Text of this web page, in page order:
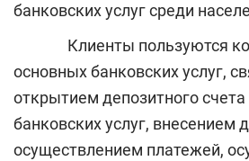
банковских услуг среди
Клиенты пользуются
основных банковских услуг,
открытием депозитного счета
банковских услуг, внесением
осуществлением платежей,